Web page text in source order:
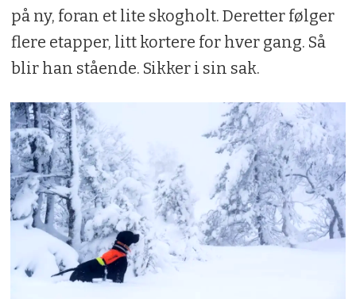
på ny, foran et lite skogholt. Deretter følger
flere etapper, litt kortere for hver gang. Så
blir han stående. Sikker i sin sak.